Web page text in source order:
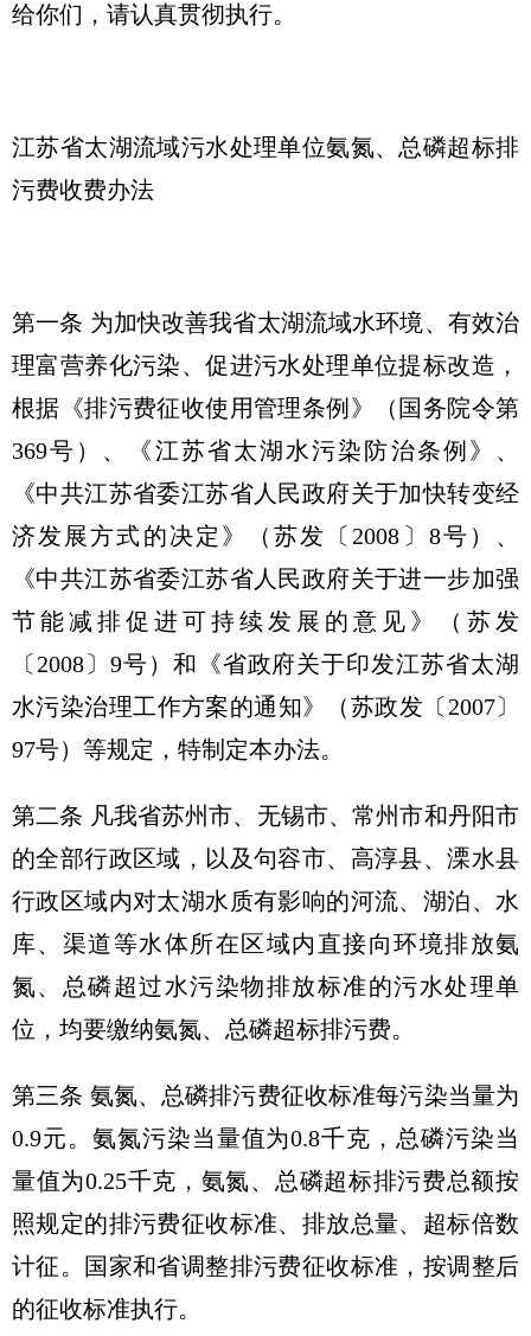
给你们，请认真贯彻执行。
江苏省太湖流域污水处理单位氨氮、总磷超标排
污费收费办法
第一条 为加快改善我省太湖流域水环境、有效治
理富营养化污染、促进污水处理单位提标改造，
根据《排污费征收使用管理条例》（国务院令第
369号）、《江苏省太湖水污染防治条例》、
《中共江苏省委江苏省人民政府关于加快转变经
济发展方式的决定》（苏发〔2008〕8号）、
《中共江苏省委江苏省人民政府关于进一步加强
节能减排促进可持续发展的意见》（苏发
〔2008〕9号）和《省政府关于印发江苏省太湖
水污染治理工作方案的通知》（苏政发〔2007〕
97号）等规定，特制定本办法。
第二条 凡我省苏州市、无锡市、常州市和丹阳市
的全部行政区域，以及句容市、高淳县、溧水县
行政区域内对太湖水质有影响的河流、湖泊、水
库、渠道等水体所在区域内直接向环境排放氨
氮、总磷超过水污染物排放标准的污水处理单
位，均要缴纳氨氮、总磷超标排污费。
第三条 氨氮、总磷排污费征收标准每污染当量为
0.9元。氨氮污染当量值为0.8千克，总磷污染当
量值为0.25千克，氨氮、总磷超标排污费总额按
照规定的排污费征收标准、排放总量、超标倍数
计征。国家和省调整排污费征收标准，按调整后
的征收标准执行。